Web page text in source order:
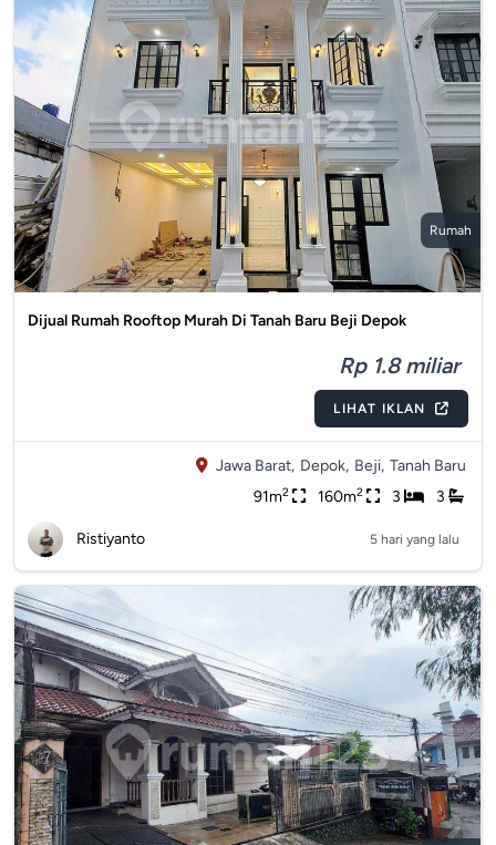
Rumah
Dijual Rumah Rooftop Murah Di Tanah Baru Beji Depok
Rp 1.8 miliar
LIHAT IKLAN
Jawa Barat, Depok, Beji, Tanah Baru
91m2 160m2 3 3
Ristiyanto 5 hari yang lalu